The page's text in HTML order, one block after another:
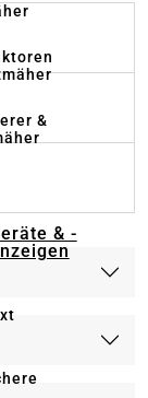
&
& -